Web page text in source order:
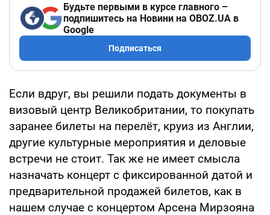
Будьте первыми в курсе главного –
подпишитесь на Новини на OBOZ.UA в
Google
Подписаться
Если вдруг, вы решили подать документы в
визовый центр Великобритании, то покупать
заранее билеты на перелёт, круиз из Англии,
другие культурные мероприятия и деловые
встречи не стоит. Так же не имеет смысла
назначать концерт с фиксированной датой и
предварительной продажей билетов, как в
нашем случае с концертом Арсена Мирзояна